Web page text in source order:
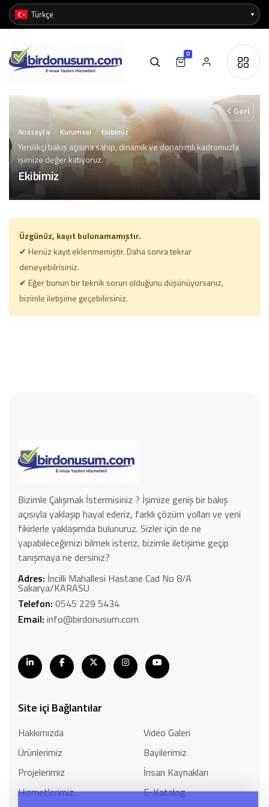
0
Ekibimiz
Yenilikçi bakış açısına sahip, dinamik ve donanımlı kadromuzla
işimize değer katıyoruz.
Anasayfa / Kurumsal / Ekibimiz
Geri
Üzgünüz, kayıt bulunamamıştır.
✔ Henüz kayıt eklenmemiştir. Daha sonra tekrar
deneyebilrisiniz.
✔ Eğer bunun bir teknik sorun olduğunu düşünüyorsanız,
bizimle iletişime geçebilirsiniz.
Bizimle Çalışmak İstermisiniz ? İşimize geniş bir bakış
açısıyla yaklaşıp hayal ederiz, farklı çözüm yolları ve yeni
fikirlerle yaklaşımda bulunuruz. Sizler için de ne
yapabileceğimizi bilmek isteriz, bizimle iletişime geçip
tanışmaya ne dersiniz?
Adres: İncilli Mahallesi Hastane Cad No 8/A
Sakarya/KARASU
Telefon: 0545 229 5434
Email: info@birdonusum.com
Site içi Bağlantılar
Hakkımızda
Ürünlerimiz
Projelerimiz
Hizmetlerimiz
Video Galeri
Bayilerimiz
İnsan Kaynakları
E-Katalog